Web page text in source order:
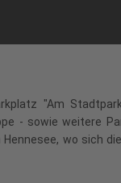
"Am
- sowie weitere
wo sich